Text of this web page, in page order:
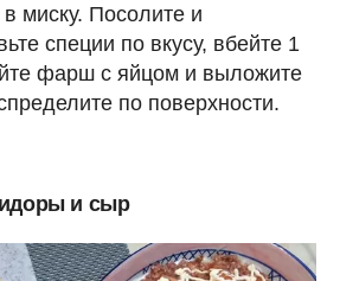
миску. Посолите и
специи по вкусу, вбейте 1
фарш с яйцом и выложите
по поверхности.
и сыр